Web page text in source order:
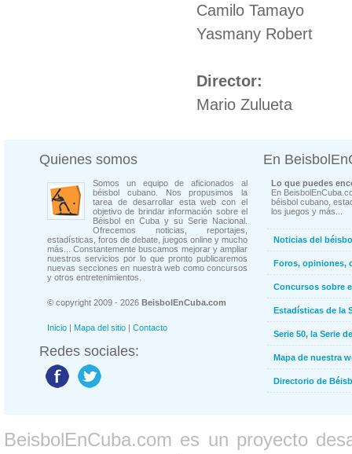
Camilo Tamayo
Yasmany Robert
Director:
Mario Zulueta
Quienes somos
Somos un equipo de aficionados al
béisbol cubano. Nos propusimos la
tarea de desarrollar esta web con el
objetivo de brindar información sobre el
Béisbol en Cuba y su Serie Nacional.
Ofrecemos noticias, reportajes,
estadísticas, foros de debate, juegos online y mucho
más... Constantemente buscamos mejorar y ampliar
nuestros servicios por lo que pronto publicaremos
nuevas secciones en nuestra web como concursos
y otros entretenimientos.
© copyright 2009 - 2026 BeisbolEnCuba.com
Inicio | Mapa del sitio | Contacto
Redes sociales:
En
Lo que puedes
En
béisbol cubano,
los juegos y más...
Noticias del
Foros, opiniones,
Concursos sobre
Estadísticas de la
Serie 50, la Serie
Mapa de nuestra
Directorio de
BeisbolEnCuba.com es un proyecto